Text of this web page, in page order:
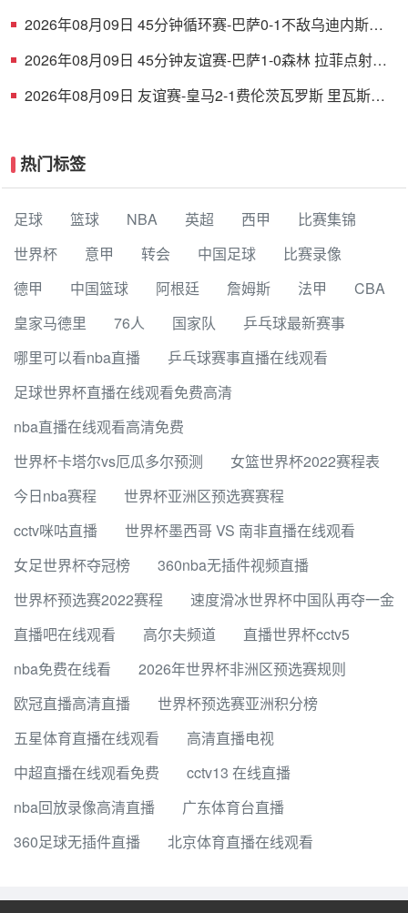
2026年08月09日 45分钟循环赛-巴萨0-1不敌乌迪内斯无
2026年08月09日 45分钟友谊赛-巴萨1-0森林 拉菲点射费
2026年08月09日 友谊赛-皇马2-1费伦茨瓦罗斯 里瓦斯建
热门标签
足球 篮球 NBA 英超 西甲
比赛集锦
世界杯
意甲 转会 中国足球
比赛录像
德甲
中国篮球 阿根廷 詹姆斯 法甲
CBA
皇家马德里
76人 国家队
乒乓球最新赛事
哪里可以看nba直播
乒乓球赛事直播在线观看
足球世界杯直播在线观看免费高清
nba直播在线观看高清免费
世界杯卡塔尔vs厄瓜多尔预测
女篮世界杯2022赛程表
今日nba赛程
世界杯亚洲区预选赛赛程
cctv咪咕直播
世界杯墨西哥 VS 南非直播在线观看
女足世界杯夺冠榜
360nba无插件视频直播
世界杯预选赛2022赛程
速度滑冰世界杯中国队再夺一金
直播吧在线观看
高尔夫频道
直播世界杯cctv5
nba免费在线看
2026年世界杯非洲区预选赛规则
欧冠直播高清直播
世界杯预选赛亚洲积分榜
五星体育直播在线观看
高清直播电视
中超直播在线观看免费
cctv13 在线直播
nba回放录像高清直播
广东体育台直播
360足球无插件直播
北京体育直播在线观看